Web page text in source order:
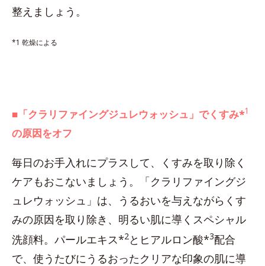
整えましょう。
*1 乾燥による
■「クラリファイングジュレウォッシュ」でくすみ*1
の原因をオフ
毎日のお手入れにプラスして、くすみを取り除く
ケアもおこないましょう。「クラリファイングジ
ュレウォッシュ」は、うるおいを与えながらくす
みの原因を取り除き、明るい肌に導くスペシャル
洗顔料。パールエキス*2 とヒアルロン酸*3配合
で、使うたびにうるおったクリアな印象の肌に導